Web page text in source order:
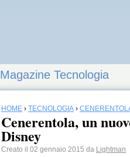
Magazine Tecnologia
HOME › TECNOLOGIA ›
Cenerentola, un
Disney
Creato il 02 gennaio 2015 da Lightman